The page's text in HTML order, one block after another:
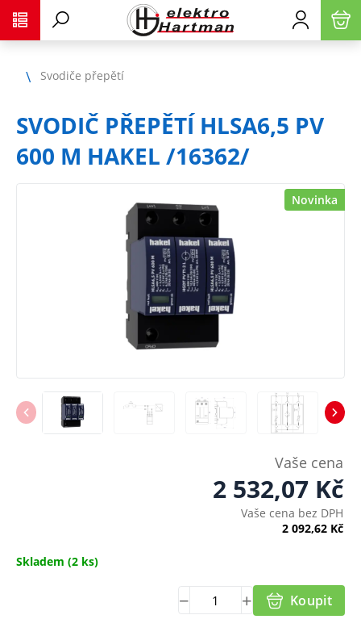
Svodiče přepětí
SVODIČ PŘEPĚTÍ HLSA6,5 PV
600 M HAKEL /16362/
Vaše cena
2 532,07 Kč
Vaše cena bez DPH
2 092,62 Kč
Skladem (2 ks)
Koupit
Novinka